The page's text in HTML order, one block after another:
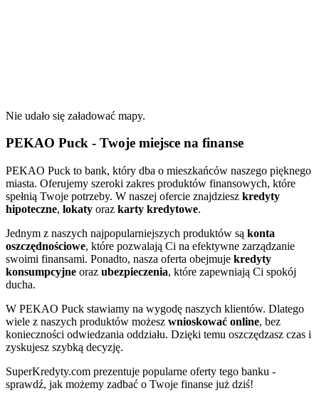
Nie udało się załadować mapy.
PEKAO Puck - Twoje miejsce na finanse
PEKAO Puck to bank, który dba o mieszkańców naszego pięknego
miasta. Oferujemy szeroki zakres produktów finansowych, które
spełnią Twoje potrzeby. W naszej ofercie znajdziesz kredyty
hipoteczne, lokaty oraz karty kredytowe.
Jednym z naszych najpopularniejszych produktów są konta
oszczędnościowe, które pozwalają Ci na efektywne zarządzanie
swoimi finansami. Ponadto, nasza oferta obejmuje kredyty
konsumpcyjne oraz ubezpieczenia, które zapewniają Ci spokój
ducha.
W PEKAO Puck stawiamy na wygodę naszych klientów. Dlatego
wiele z naszych produktów możesz wnioskować online, bez
konieczności odwiedzania oddziału. Dzięki temu oszczędzasz czas i
zyskujesz szybką decyzję.
SuperKredyty.com prezentuje popularne oferty tego banku -
sprawdź, jak możemy zadbać o Twoje finanse już dziś!